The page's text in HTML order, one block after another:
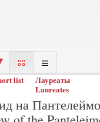
list
Лауреаты
Laureates
на